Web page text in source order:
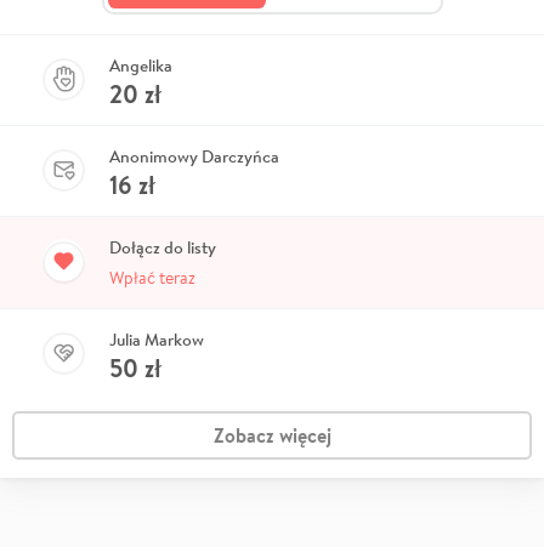
Angelika
20 zł
Anonimowy Darczyńca
16 zł
Dołącz do listy
Wpłać teraz
Julia Markow
50 zł
Zobacz więcej